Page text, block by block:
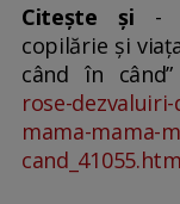
Citește și -
copilărie și
când în când”
rose-
mama-mama-